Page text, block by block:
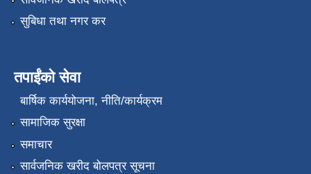
सुबिधा तथा नगर कर
तपाईंको सेवा
बार्षिक कार्ययोजना, नीति/कार्यक्रम
सामाजिक सुरक्षा
समाचार
सार्वजनिक खरीद बोलपत्र सूचना